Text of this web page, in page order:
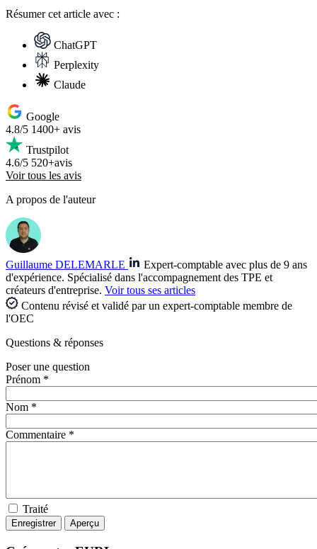
Résumercet article avec :
ChatGPT
Perplexity
Claude
Google
4.8/5 1400+ avis
Trustpilot
4.6/5 520+avis
Voir tous les avis
A propos de l'auteur
Guillaume DELEMARLE
Expert-comptable avec plus de 9 ans
d'expérience. Spécialisé dans l'accompagnement des TPE et
créateurs d'entreprise. Voir tous ses articles
Contenu révisé et validé par un expert-comptable membre de
l'OEC
Questions & réponses
Poser une question
Prénom *
Nom *
Commentaire *
Traité